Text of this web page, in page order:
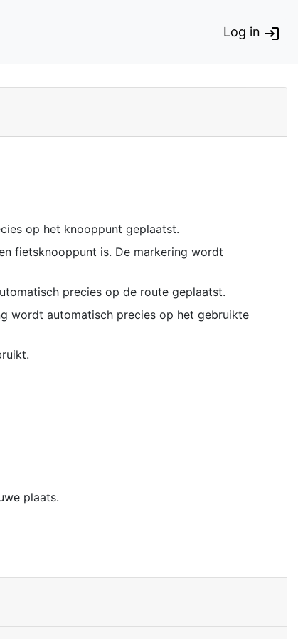
Log in
op het knooppunt geplaatst.
fietsknooppunt is. De markering wordt
precies op de route geplaatst.
wordt automatisch precies op het gebruikte
plaats.